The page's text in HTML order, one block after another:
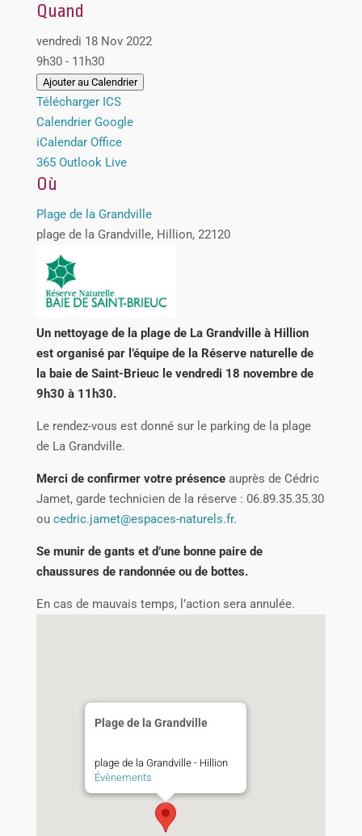
Quand
vendredi 18 Nov 2022
9h30 - 11h30
Ajouter au Calendrier
Télécharger ICS
Calendrier Google
iCalendar Office
365 Outlook Live
Où
Plage de la Grandville
plage de la Grandville, Hillion, 22120
Un nettoyage de la plage de La Grandville à Hillion
est organisé par l’équipe de la Réserve naturelle de
la baie de Saint-Brieuc le vendredi 18 novembre de
9h30 à 11h30.
Le rendez-vous est donné sur le parking de la plage
de La Grandville.
Merci de confirmer votre présenceauprès de Cédric
Jamet, garde technicien de la réserve : 06.89.35.35.30
ou cedric.jamet@espaces-naturels.fr.
Se munir de gants et d’une bonne paire de
chaussures de randonnée ou de bottes.
En cas de mauvais temps, l’action sera annulée.
Plage de la Grandville
plage de la Grandville - Hillion
Évènements